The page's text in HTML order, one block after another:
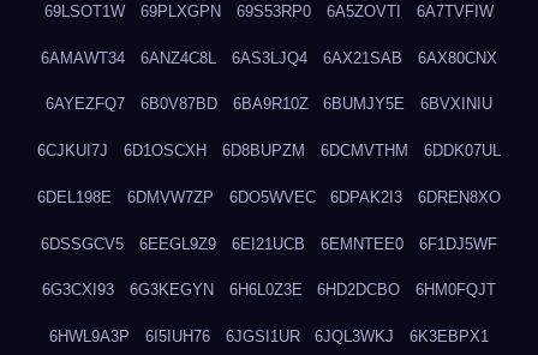
69LSOT1W 69PLXGPN 69S53RP0 6A5ZOVTI 6A7TVFIW
6AMAWT34 6ANZ4C8L 6AS3LJQ4 6AX21SAB 6AX80CNX
6AYEZFQ7 6B0V87BD 6BA9R10Z 6BUMJY5E 6BVXINIU
6CJKUI7J 6D1OSCXH 6D8BUPZM 6DCMVTHM 6DDK07UL
6DEL198E 6DMVW7ZP 6DO5WVEC 6DPAK2I3 6DREN8XO
6DSSGCV5 6EEGL9Z9 6EI21UCB 6EMNTEE0 6F1DJ5WF
6G3CXI93 6G3KEGYN 6H6L0Z3E 6HD2DCBO 6HM0FQJT
6HWL9A3P 6I5IUH76 6JGSI1UR 6JQL3WKJ 6K3EBPX1